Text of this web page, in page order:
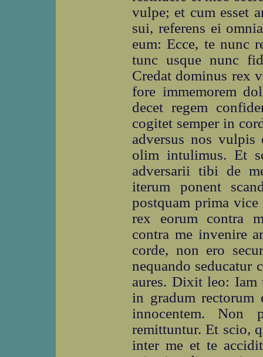
vulpe; et cum esset
sui, referens ei
eum: Ecce, te nunc
tunc usque nunc
Credat dominus rex
fore immemorem
decet regem
cogitet semper in
adversus nos
olim intulimus. Et
adversarii tibi de
iterum ponent
postquam prima
rex eorum contra
contra me invenire
corde, non ero
nequando seducatur
aures. Dixit leo: Iam
in gradum
innocentem. Non
remittuntur. Et scio,
inter me et te